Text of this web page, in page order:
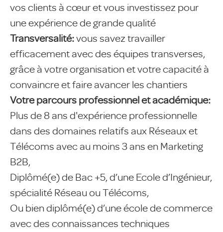
vos clients à cœur et vous investissez pour
une expérience de grande qualité
Transversalité:vous savez travailler
efficacement avec des équipes transverses,
grâce à votre organisation et votre capacité à
convaincre et faire avancer les chantiers
Votre parcours professionnel et académique:
Plus de 8 ans d'expérience professionnelle
dans des domaines relatifs aux Réseaux et
Télécoms avec au moins 3 ans en Marketing
B2B,
Diplômé(e) de Bac +5, d’une Ecole d’Ingénieur,
spécialité Réseau ou Télécoms,
Ou bien diplômé(e) d’une école de commerce
avec des connaissances techniques